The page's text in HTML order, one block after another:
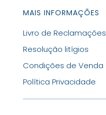
MAIS INFORMAÇÕES
Livro de Reclamações
Resolução litígios
Condições de Venda
Política Privacidade